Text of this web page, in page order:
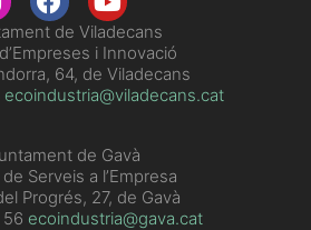
de Viladecans
i Innovació
64, de Viladecans
ecoindustria@viladecans.cat
de Gavà
Serveis a l’Empresa
Progrés, 27, de Gavà
ecoindustria@gava.cat